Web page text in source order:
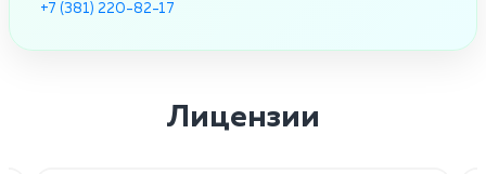
+7 (381) 220-82-17
Лицензии